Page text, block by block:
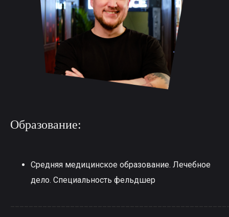
Образование:
Средняя медицинское образование. Лечебное
дело. Специальность фельдшер